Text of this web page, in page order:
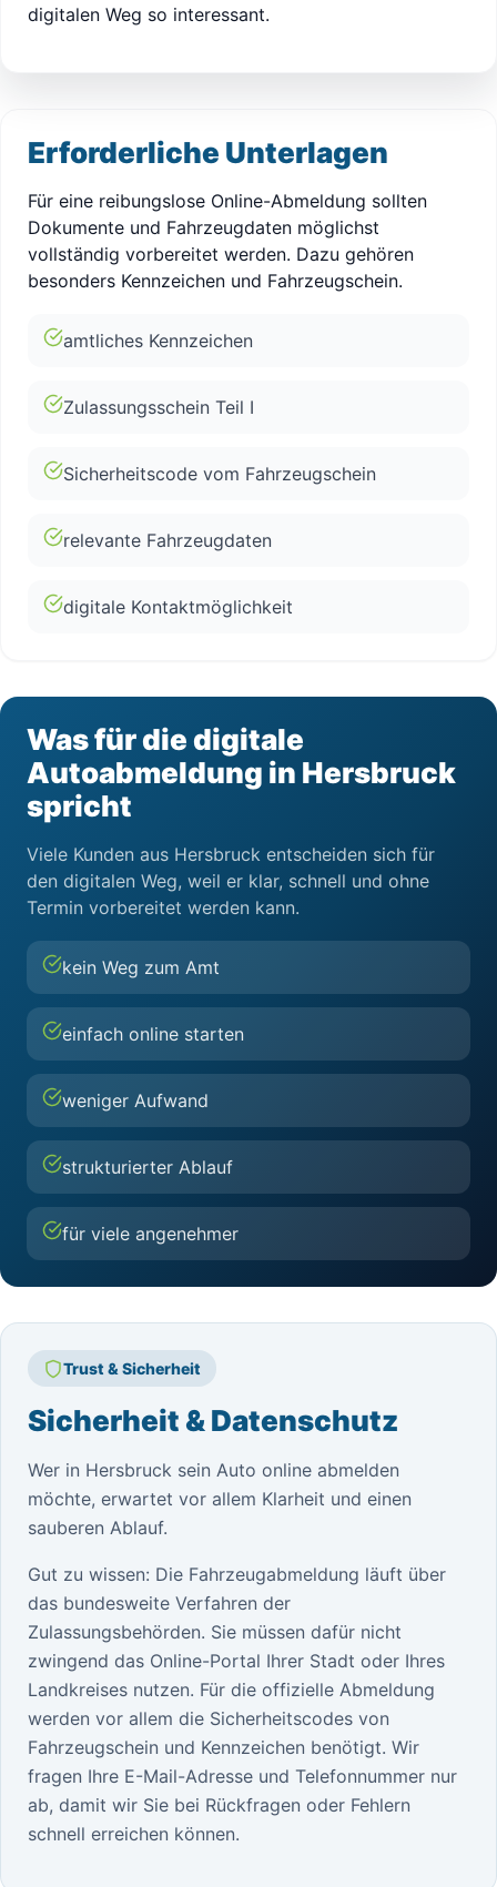
digitalen Weg so interessant.
Erforderliche Unterlagen
Für eine reibungslose Online-Abmeldung sollten
Dokumente und Fahrzeugdaten möglichst
vollständig vorbereitet werden. Dazu gehören
besonders Kennzeichen und Fahrzeugschein.
amtliches Kennzeichen
Zulassungsschein Teil I
Sicherheitscode vom Fahrzeugschein
relevante Fahrzeugdaten
digitale Kontaktmöglichkeit
Was für die digitale
Autoabmeldung in Hersbruck
spricht
Viele Kunden aus Hersbruck entscheiden sich für
den digitalen Weg, weil er klar, schnell und ohne
Termin vorbereitet werden kann.
kein Weg zum Amt
einfach online starten
weniger Aufwand
strukturierter Ablauf
für viele angenehmer
Trust & Sicherheit
Sicherheit & Datenschutz
Wer in Hersbruck sein Auto online abmelden
möchte, erwartet vor allem Klarheit und einen
sauberen Ablauf.
Gut zu wissen: Die Fahrzeugabmeldung läuft über
das bundesweite Verfahren der
Zulassungsbehörden. Sie müssen dafür nicht
zwingend das Online-Portal Ihrer Stadt oder Ihres
Landkreises nutzen. Für die offizielle Abmeldung
werden vor allem die Sicherheitscodes von
Fahrzeugschein und Kennzeichen benötigt. Wir
fragen Ihre E-Mail-Adresse und Telefonnummer nur
ab, damit wir Sie bei Rückfragen oder Fehlern
schnell erreichen können.